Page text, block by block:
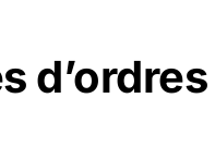
d’ordres